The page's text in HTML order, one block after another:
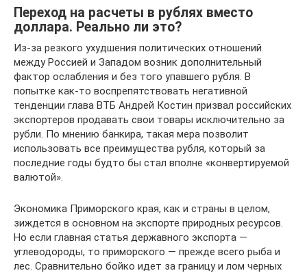
Переход на расчеты в рублях вместо
доллара. Реально ли это?
Из-за резкого ухудшения политических отношений
между Россией и Западом возник дополнительный
фактор ослабления и без того упавшего рубля. В
попытке как-то воспрепятствовать негативной
тенденции глава ВТБ Андрей Костин призвал российских
экспортеров продавать свои товары исключительно за
рубли. По мнению банкира, такая мера позволит
использовать все преимущества рубля, который за
последние годы будто бы стал вполне «конвертируемой
валютой».
Экономика Приморского края, как и страны в целом,
зиждется в основном на экспорте природных ресурсов.
Но если главная статья державного экспорта —
углеводороды, то приморского — прежде всего рыба и
лес. Сравнительно бойко идет за границу и лом черных